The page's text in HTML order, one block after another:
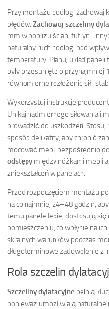
Przy montażu podłogi zachowaj
błędów. Zachowuj szczeliny
mm w pobliżu ścian, futryn i
naturalny ruch podłogi pod
temperatury. Planuj układ paneli
były przesunięte o przynajmniej
równomierne rozłożenie sił i
Wykorzystuj instrukcje
Unikaj nadmiernego siłowania i
prowadzić do uszkodzeń. Stosuj
sposób delikatny, aby chronić
mocować mebli bezpośrednio
odstępy między nóżkami mebli
zniekształceń w panelach.
Przed rozpoczęciem montażu
na co najmniej 24–48 godzin,
temu panele lepiej dostosują się
pomieszczeniu, co wpłynie na
skrajnych warunków podczas
długoterminowe zadowolenie z
Rola szczelin
Szczeliny dylatacyjne pełnią
ponieważ umożliwiają naturalne